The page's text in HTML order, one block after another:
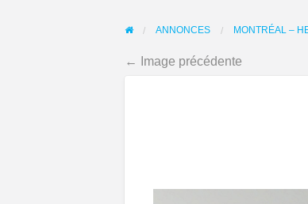
ANNONCES MONTRÉAL –
← Image précédente